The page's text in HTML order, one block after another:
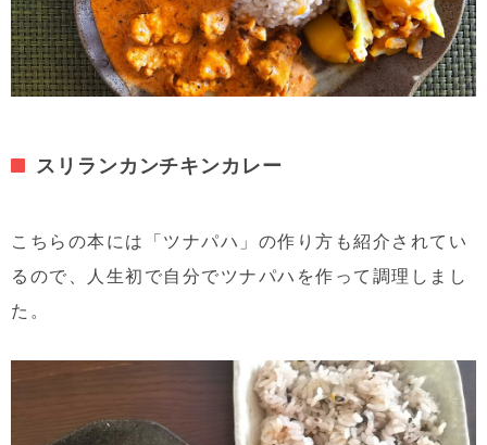
スリランカンチキンカレー
こちらの本には「ツナパハ」の作り方も紹介されてい
るので、人生初で自分でツナパハを作って調理しまし
た。